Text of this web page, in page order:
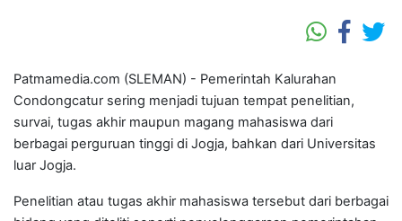
Patmamedia.com (SLEMAN) - Pemerintah Kalurahan
Condongcatur sering menjadi tujuan tempat penelitian,
survai, tugas akhir maupun magang mahasiswa dari
berbagai perguruan tinggi di Jogja, bahkan dari Universitas
luar Jogja.
Penelitian atau tugas akhir mahasiswa tersebut dari berbagai